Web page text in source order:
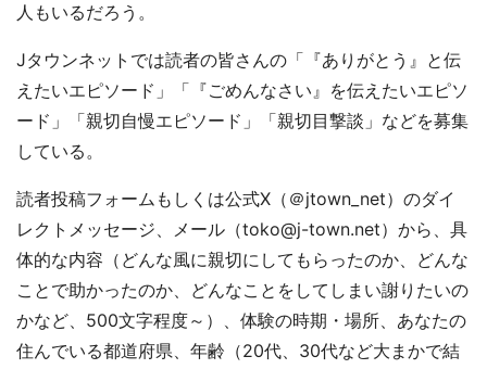
人もいるだろう。
Jタウンネットでは読者の皆さんの「『ありがとう』と伝
えたいエピソード」「『ごめんなさい』を伝えたいエピソ
ード」「親切自慢エピソード」「親切目撃談」などを募集
している。
読者投稿フォームもしくは公式X（＠jtown_net）のダイ
レクトメッセージ、メール（toko@j-town.net）から、具
体的な内容（どんな風に親切にしてもらったのか、どんな
ことで助かったのか、どんなことをしてしまい謝りたいの
かなど、500文字程度～）、体験の時期・場所、あなたの
住んでいる都道府県、年齢（20代、30代など大まかで結